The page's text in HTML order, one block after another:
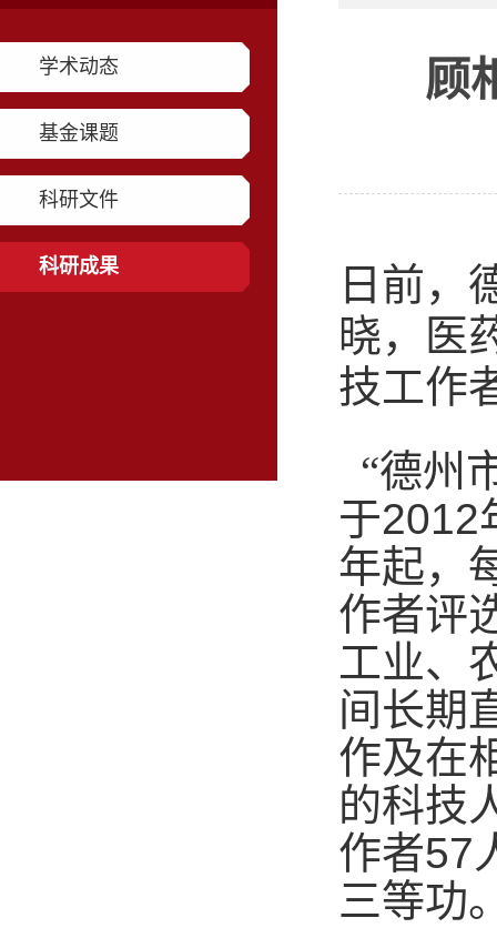
学术动态
基金课题
科研文件
科研成果
顾
日前，
晓，医
技工作
“德州
于2012
年起，
作者评
工业、
间长期
作及在
的科技
作者57
三等功